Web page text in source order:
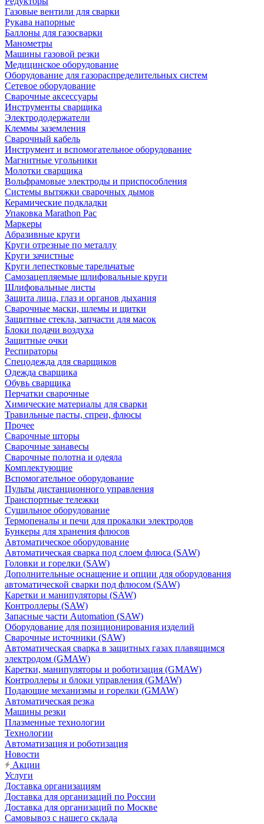
Газовые вентили для сварки
Рукава напорные
Баллоны для газосварки
Манометры
Машины газовой резки
Медицинское оборудование
Оборудование для газораспределительных систем
Сетевое оборудование
Сварочные аксессуары
Инструменты сварщика
Электрододержатели
Клеммы заземления
Сварочный кабель
Инструмент и вспомогательное оборудование
Магнитные угольники
Молотки сварщика
Вольфрамовые электроды и приспособления
Системы вытяжки сварочных дымов
Керамические подкладки
Упаковка Marathon Pac
Маркеры
Абразивные круги
Круги отрезные по металлу
Круги зачистные
Круги лепестковые тарельчатые
Самозацепляемые шлифовальные круги
Шлифовальные листы
Защита лица, глаз и органов дыхания
Сварочные маски, шлемы и щитки
Защитные стекла, запчасти для масок
Блоки подачи воздуха
Защитные очки
Респираторы
Спецодежда для сварщиков
Одежда сварщика
Обувь сварщика
Перчатки сварочные
Химические материалы для сварки
Травильные пасты, спреи, флюсы
Прочее
Сварочные шторы
Сварочные занавесы
Сварочные полотна и одеяла
Комплектующие
Вспомогательное оборудование
Пульты дистанционного управления
Транспортные тележки
Сушильное оборудование
Термопеналы и печи для прокалки электродов
Бункеры для хранения флюсов
Автоматическое оборудование
Автоматическая сварка под слоем флюса (SAW)
Головки и горелки (SAW)
Дополнительные оснащение и опции для оборудования
автоматической сварки под флюсом (SAW)
Каретки и манипуляторы (SAW)
Контроллеры (SAW)
Запасные части Automation (SAW)
Оборудование для позиционирования изделий
Сварочные источники (SAW)
Автоматическая сварка в защитных газах плавящимся
электродом (GMAW)
Каретки, манипуляторы и роботизация (GMAW)
Контроллеры и блоки управления (GMAW)
Подающие механизмы и горелки (GMAW)
Автоматическая резка
Машины резки
Плазменные технологии
Технологии
Автоматизация и роботизация
Новости
Акции
Услуги
Доставка организациям
Доставка для организаций по России
Доставка для организаций по Москве
Самовывоз с нашего склада